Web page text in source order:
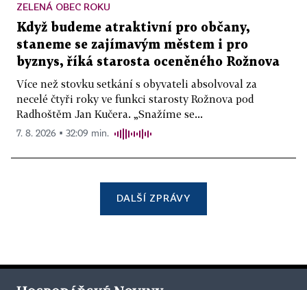
ZELENÁ OBEC ROKU
Když budeme atraktivní pro občany,
staneme se zajímavým městem i pro
byznys, říká starosta oceněného Rožnova
Více než stovku setkání s obyvateli absolvoval za
necelé čtyři roky ve funkci starosty Rožnova pod
Radhoštěm Jan Kučera. „Snažíme se...
7. 8. 2026 ▪ 32:09 min.
DALŠÍ ZPRÁVY